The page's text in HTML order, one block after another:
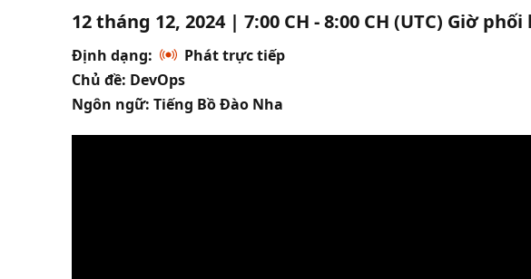
12 tháng 12, 2024 | 7:00 CH - 8:00 CH (UTC) Giờ
Định dạng:
Phát trực tiếp
Chủ đề: DevOps
Ngôn ngữ: Tiếng Bồ Đào Nha